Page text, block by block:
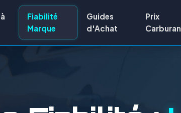
Fiabilité
Marque
Guides
d'Achat
Prix